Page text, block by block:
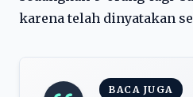
karena telah dinyatakan
BACA JUGA